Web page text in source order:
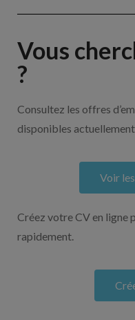
Vous
?
Consultez les offres
disponibles
Voir
Créez votre CV en ligne
rapidement.